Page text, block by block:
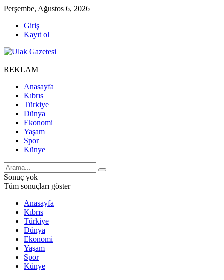
Perşembe, Ağustos 6, 2026
Giriş
Kayıt ol
REKLAM
Anasayfa
Kıbrıs
Türkiye
Dünya
Ekonomi
Yaşam
Spor
Künye
Sonuç yok
Tüm sonuçları göster
Anasayfa
Kıbrıs
Türkiye
Dünya
Ekonomi
Yaşam
Spor
Künye